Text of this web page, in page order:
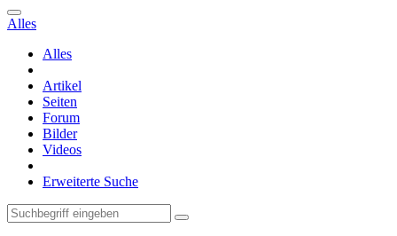
Alles
Alles
Artikel
Seiten
Forum
Bilder
Videos
Erweiterte Suche